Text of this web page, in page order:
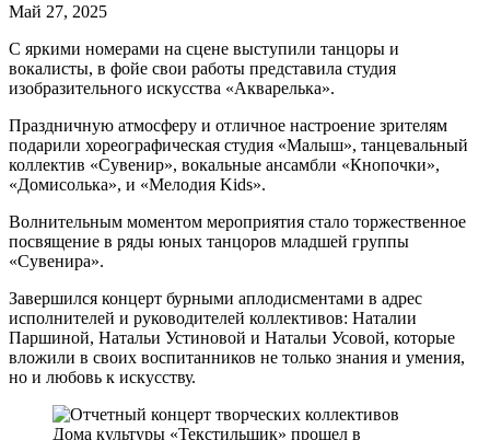
Май 27, 2025
С яркими номерами на сцене выступили танцоры и
вокалисты, в фойе свои работы представила студия
изобразительного искусства «Акварелька».
Праздничную атмосферу и отличное настроение зрителям
подарили хореографическая студия «Малыш», танцевальный
коллектив «Сувенир», вокальные ансамбли «Кнопочки»,
«Домисолька», и «Мелодия Kids».
Волнительным моментом мероприятия стало торжественное
посвящение в ряды юных танцоров младшей группы
«Сувенира».
Завершился концерт бурными аплодисментами в адрес
исполнителей и руководителей коллективов: Наталии
Паршиной, Натальи Устиновой и Натальи Усовой, которые
вложили в своих воспитанников не только знания и умения,
но и любовь к искусству.